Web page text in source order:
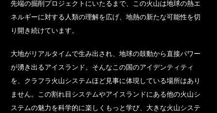
先端の掘削プロジェクトにいたるまで、この火山は地球の熱エ
ネルギーに対する人類の理解を広げ、地熱の新たな可能性を切
り開き続けています。
大地がリアルタイムで生み出され、地球の鼓動から直接パワー
が湧き出るアイスランド。そんなこの国のアイデンティティ
を、クラフラ火山システムほど見事に体現している場所はあり
ません。この割れ目システムやアイスランドにある他の火山シ
ステムの魅力を科学的に楽しくもっと学び、大きな火山システ